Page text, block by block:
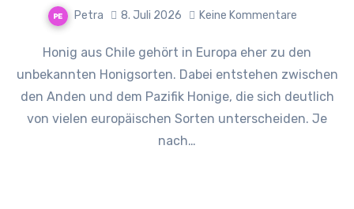
Petra 8. Juli 2026 Keine Kommentare
Honig aus Chile gehört in Europa eher zu den
unbekannten Honigsorten. Dabei entstehen zwischen
den Anden und dem Pazifik Honige, die sich deutlich
von vielen europäischen Sorten unterscheiden. Je
nach…